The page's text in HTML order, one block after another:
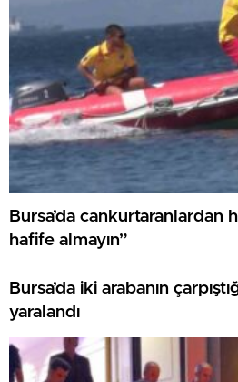
Bursa’da cankurtaranlardan
hafife almayın”
Bursa’da iki arabanın
yaralandı